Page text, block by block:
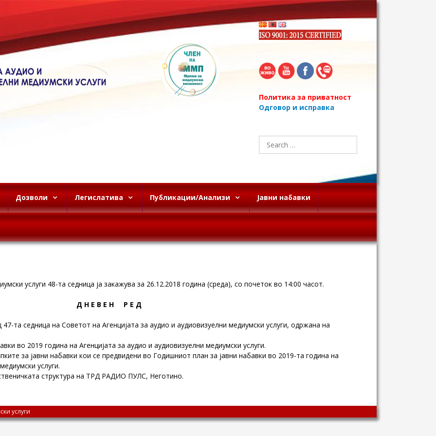
Политика за приватност
Одговор и исправка
Search
for:
Дозволи Легислатива Публикации/Анализи Јавни набавки
услуги 48-та седница ја закажува за 26.12.2018 година (среда), со почеток во 14:00 часот.
Д Н Е В Е Н Р Е Д
та седница на Советот на Агенцијата за аудио и аудиовизуелни медиумски услуги, одржана на
во 2019 година на Агенцијата за аудио и аудиовизуелни медиумски услуги.
за јавни набавки кои се предвидени во Годишниот план за јавни набавки во 2019-та година на
услуги.
структура на ТРД РАДИО ПУЛС, Неготино.
provides
услуги